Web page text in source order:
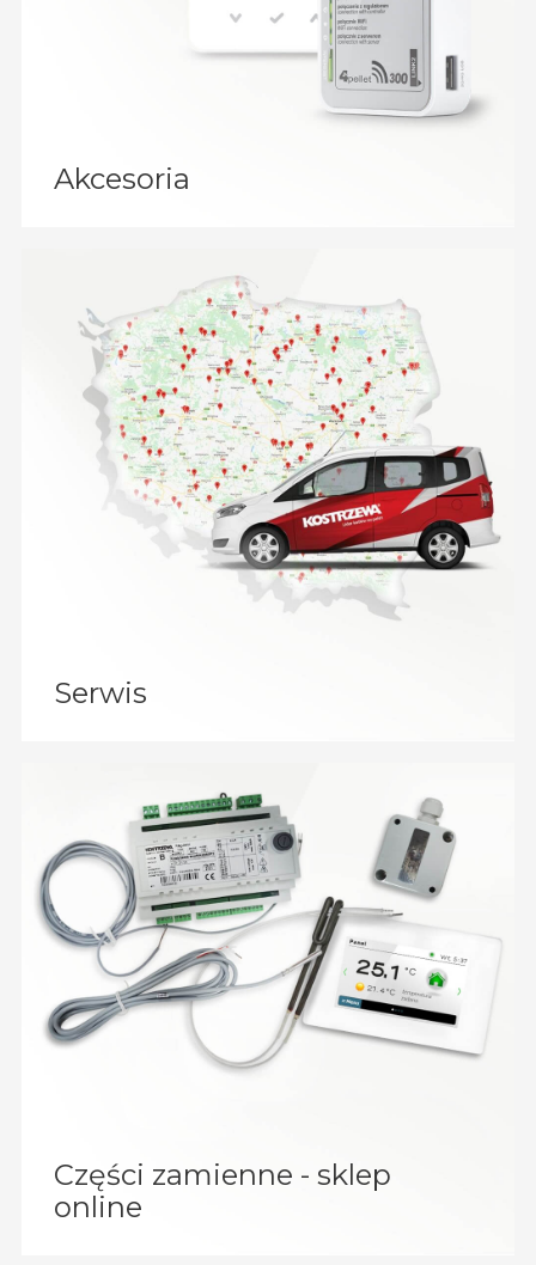
Akcesoria
Serwis
Części zamienne - sklep
online